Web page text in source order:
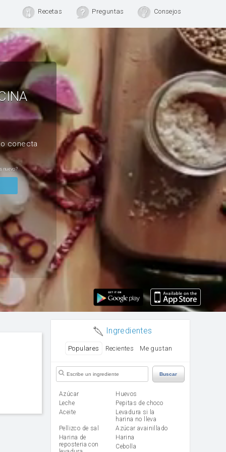
Recetas Preguntas Consejos
conecta
nuevo?
Ingredientes
Populares Recientes Me gustan
Buscar
Azúcar
huevos
leche
Pepitas de choco
aceite
Levadura si la
harina no lleva
Pellizco de sal
Azúcar avainillado
Harina de
reposteria con
harina
cebolla